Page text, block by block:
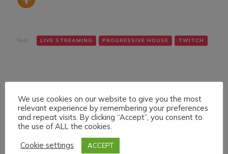
TAG: LIVE STREAMING PROGRESSIVE HOUSE TWITCH
Navigazione
articoli
Articolo precedente
SUNDAY 31 JULY 022
LIVE STREAMING
We use cookies on our website to give you the most
relevant experience by remembering your preferences
and repeat visits. By clicking “Accept”, you consent to
the use of ALL the cookies.
Cookie settings
ACCEPT